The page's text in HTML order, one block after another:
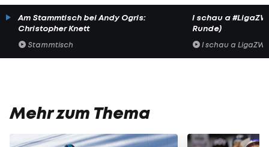
Am Stammtisch bei Andy Ogris:
Christopher Knett
Stammtisch
I schau a
Runde)
I schau a LigaZWA
Mehr zum Thema